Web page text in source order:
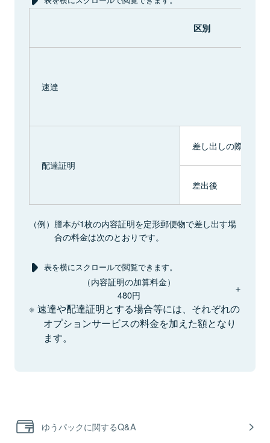
区別
速達
配達証明
差し出しの際
差出後
（例） 謄本が1枚の内容証明を定形郵便物で差し出す場
合の料金は次のとおりです。
表を横にスクロールで閲覧できます。
（内容証明の加算料金）
480円
＋
速達や配達証明とする場合等には、それぞれの
オプションサービスの料金を加えた額となり
ます。
ゆうパックに関するQ&A